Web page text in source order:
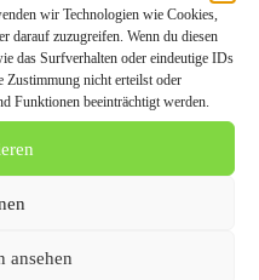
wir Technologien wie Cookies,
darauf zuzugreifen. Wenn du diesen
das Surfverhalten oder eindeutige IDs
Zustimmung nicht erteilst oder
Funktionen beeinträchtigt werden.
ansehen